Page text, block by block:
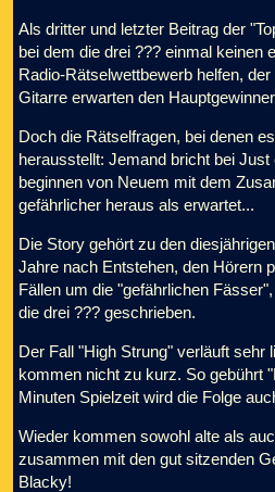
Als dritter und letzter Beitrag der
bei dem die drei ??? einmal keinen
Radio-Rätselwettbewerb helfen,
Gitarre erwarten den
Doch die Rätselfragen, bei denen
herausstellt: Jemand bricht bei
beginnen von Neuem mit dem
gefährlicher heraus als erwartet...
Die Story gehört zu den
Jahre nach Entstehen, den Hörern
Fällen um die "gefährlichen
die drei ??? geschrieben.
Der Fall "High Strung" verläuft sehr
kommen nicht zu kurz. So gebührt
Minuten Spielzeit wird die Folge
Wieder kommen sowohl alte als
zusammen mit den gut sitzenden
Blacky!